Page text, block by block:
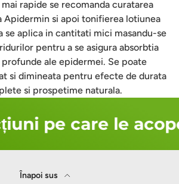
rapide se recomanda curatarea
Apidermin si apoi tonifierea lotiunea
se aplica in cantitati mici masandu-se
pentru a se asigura absorbtia
ale epidermei. Se poate
si dimineata pentru efecte de durata
si prospetime naturala.
pe care le
Înapoi sus